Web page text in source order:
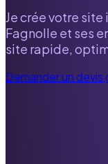
Je crée votre
Fagnolle et ses
site rapide,
Demander un devis